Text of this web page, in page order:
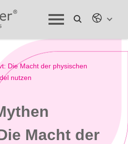
Die Macht der physischen
nutzen
Macht der